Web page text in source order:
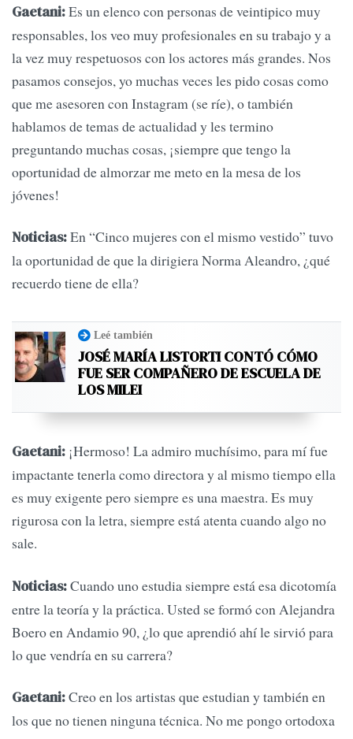
Gaetani:Es un elenco con personas de veintipico muy
responsables, los veo muy profesionales en su trabajo y a
la vez muy respetuosos con los actores más grandes. Nos
pasamos consejos, yo muchas veces les pido cosas como
que me asesoren con Instagram (se ríe), o también
hablamos de temas de actualidad y les termino
preguntando muchas cosas, ¡siempre que tengo la
oportunidad de almorzar me meto en la mesa de los
jóvenes!
Noticias:En “Cinco mujeres con el mismo vestido” tuvo
la oportunidad de que la dirigiera Norma Aleandro, ¿qué
recuerdo tiene de ella?
Leé también
JOSÉ MARÍA LISTORTI CONTÓ CÓMO
FUE SER COMPAÑERO DE ESCUELA DE
LOS MILEI
Gaetani: ¡Hermoso! La admiro muchísimo, para mí fue
impactante tenerla como directora y al mismo tiempo ella
es muy exigente pero siempre es una maestra. Es muy
rigurosa con la letra, siempre está atenta cuando algo no
sale.
Noticias:Cuando uno estudia siempre está esa dicotomía
entre la teoría y la práctica. Usted se formó con Alejandra
Boero en Andamio 90, ¿lo que aprendió ahí le sirvió para
lo que vendría en su carrera?
Gaetani:Creo en los artistas que estudian y también en
los que no tienen ninguna técnica. No me pongo ortodoxa